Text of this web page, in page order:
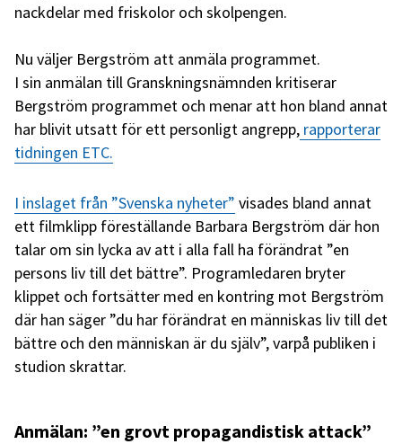
nackdelar med friskolor och skolpengen.
Nu väljer Bergström att anmäla programmet.
I sin anmälan till Granskningsnämnden kritiserar
Bergström programmet och menar att hon bland annat
har blivit utsatt för ett personligt angrepp, rapporterar
tidningen ETC.
I inslaget från ”Svenska nyheter” visades bland annat
ett filmklipp föreställande Barbara Bergström där hon
talar om sin lycka av att i alla fall ha förändrat ”en
persons liv till det bättre”. Programledaren bryter
klippet och fortsätter med en kontring mot Bergström
där han säger ”du har förändrat en människas liv till det
bättre och den människan är du själv”, varpå publiken i
studion skrattar.
Anmälan: ”en grovt propagandistisk attack”